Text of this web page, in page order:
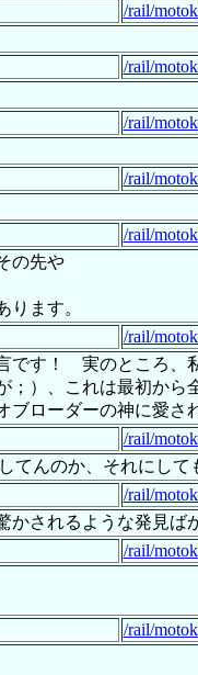
/rail/
/rail/
/rail/
/rail/
/rail/
の先や
ます。
/rail/
です！ 実のところ、
）、これは最初か
ローダーの神に愛さ
/rail/
てんのか、それにして
/rail/
されるような発見
/rail/
/rail/